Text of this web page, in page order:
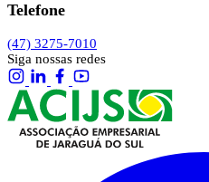
Telefone
(47) 3275-7010
Siga nossas redes